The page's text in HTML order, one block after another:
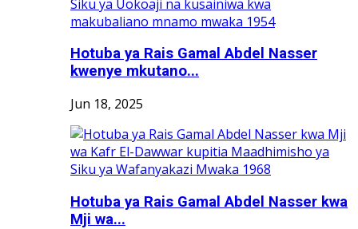
Hotuba ya Rais Gamal Abdel Nasser
kwenye mkutano...
Jun 18, 2025
Hotuba ya Rais Gamal Abdel Nasser kwa
Mji wa...